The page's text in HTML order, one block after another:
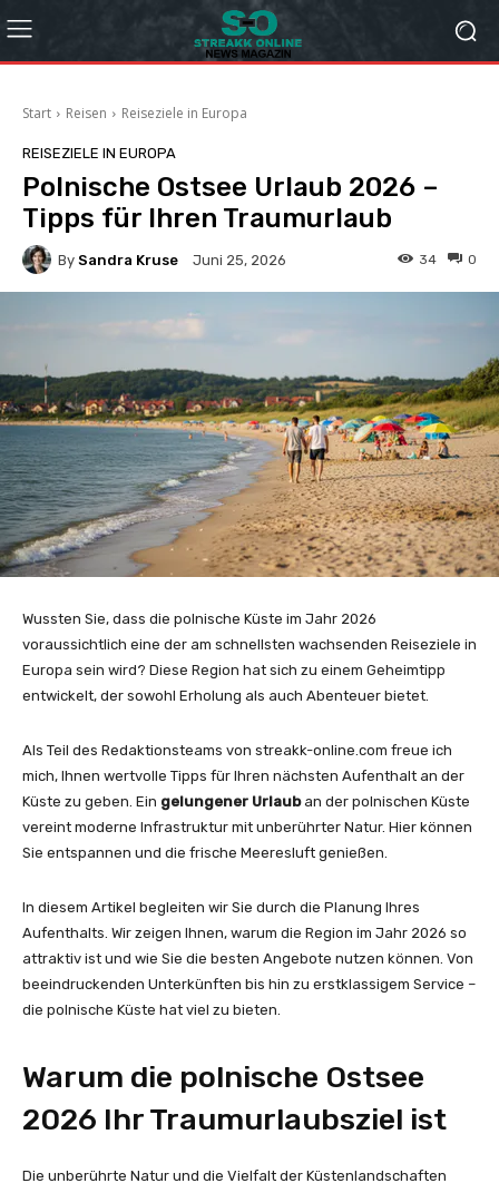
Start Reisen Reiseziele in Europa
REISEZIELE IN EUROPA
Polnische Ostsee Urlaub 2026 –
Tipps für Ihren Traumurlaub
By Sandra Kruse Juni 25, 2026 0
34
Wussten Sie, dass die polnische Küste im Jahr 2026
voraussichtlich eine der am schnellsten wachsenden Reiseziele in
Europa sein wird? Diese Region hat sich zu einem Geheimtipp
entwickelt, der sowohl Erholung als auch Abenteuer bietet.
Als Teil des Redaktionsteams von streakk-online.com freue ich
mich, Ihnen wertvolle Tipps für Ihren nächsten Aufenthalt an der
Küste zu geben. Ein gelungener Urlauban der polnischen Küste
vereint moderne Infrastruktur mit unberührter Natur. Hier können
Sie entspannen und die frische Meeresluft genießen.
In diesem Artikel begleiten wir Sie durch die Planung Ihres
Aufenthalts. Wir zeigen Ihnen, warum die Region im Jahr 2026 so
attraktiv ist und wie Sie die besten Angebote nutzen können. Von
beeindruckenden Unterkünften bis hin zu erstklassigem Service –
die polnische Küste hat viel zu bieten.
Warum die polnische Ostsee
2026 Ihr Traumurlaubsziel ist
Die unberührte Natur und die Vielfalt der Küstenlandschaften